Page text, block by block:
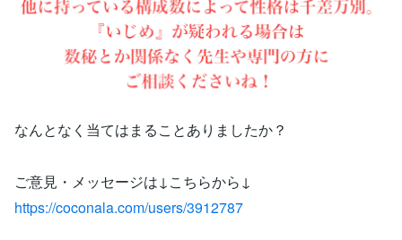
なんとなく当てはまることありましたか？
ご意見・メッセージは↓こちらから↓
https://coconala.com/users/3912787